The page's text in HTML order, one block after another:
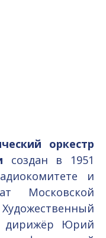
оркестр
создан в 1951
и
Московской
дирижёр Юрий